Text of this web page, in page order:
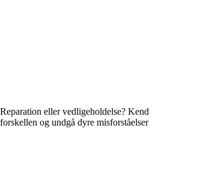
Reparation eller vedligeholdelse? Kend
forskellen og undgå dyre misforståelser